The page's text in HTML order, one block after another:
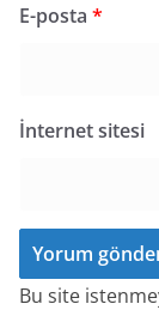
E-posta *
İnternet sitesi
Bu site